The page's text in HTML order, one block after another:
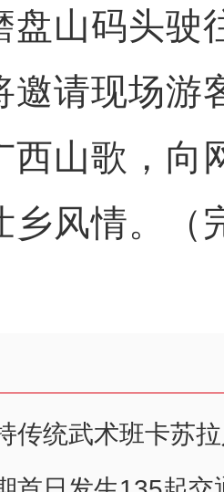
盘山码头驶
邀请现场游
西山歌，向
乡风情。（
传统武术班卡苏